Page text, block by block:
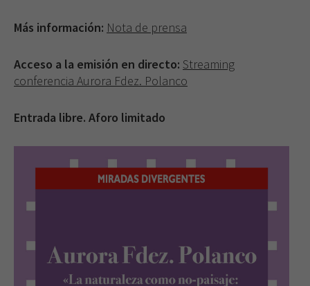
Más información: Nota de prensa
Acceso a la emisión en directo: Streaming
conferencia Aurora Fdez. Polanco
Entrada libre. Aforo limitado